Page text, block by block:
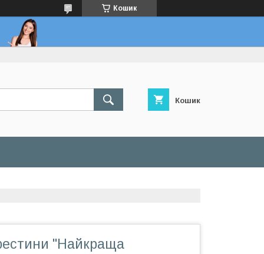
Кошик
Кошик
"Найкраща